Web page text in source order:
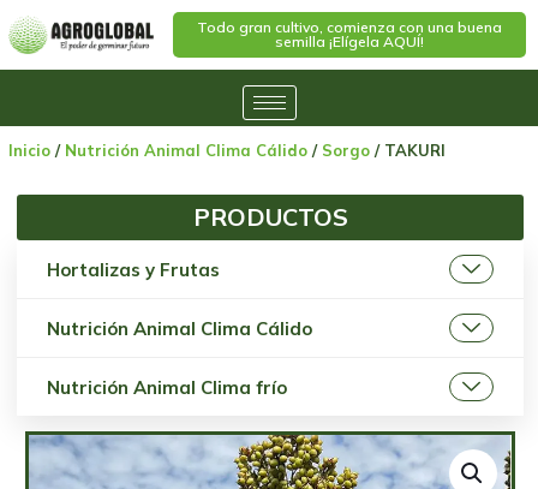
Todo gran cultivo, comienza con una buena
semilla ¡Elígela AQUÍ!
Inicio / Nutrición Animal Clima Cálido / Sorgo / TAKURI
PRODUCTOS
Hortalizas y Frutas
Nutrición Animal Clima Cálido
Nutrición Animal Clima frío